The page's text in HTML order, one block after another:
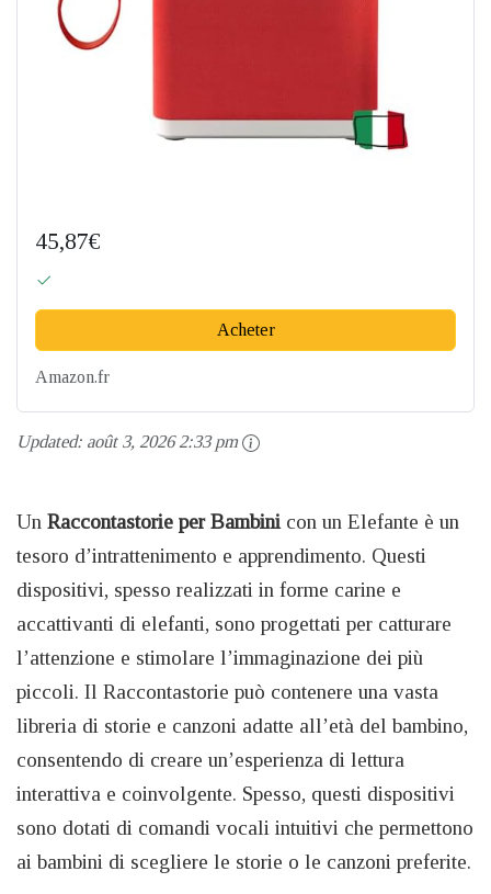
45,87€
Acheter
Amazon.fr
Updated: août 3, 2026 2:33 pm
Un Raccontastorie per Bambini con un Elefante è un
tesoro d’intrattenimento e apprendimento. Questi
dispositivi, spesso realizzati in forme carine e
accattivanti di elefanti, sono progettati per catturare
l’attenzione e stimolare l’immaginazione dei più
piccoli. Il Raccontastorie può contenere una vasta
libreria di storie e canzoni adatte all’età del bambino,
consentendo di creare un’esperienza di lettura
interattiva e coinvolgente. Spesso, questi dispositivi
sono dotati di comandi vocali intuitivi che permettono
ai bambini di scegliere le storie o le canzoni preferite.